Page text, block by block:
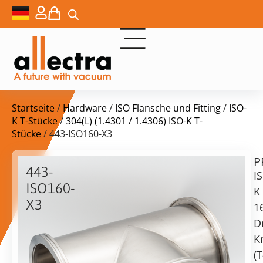
Startseite/ Hardware/ ISO Flansche und Fitting/ ISO-
K T-Stücke/304(L) (1.4301 / 1.4306) ISO-K T-
Stücke/ 443-ISO160-X3
443-
ISO160-
X3
160
T-
$
vorrätig
Lieferzeit:
Versand
K